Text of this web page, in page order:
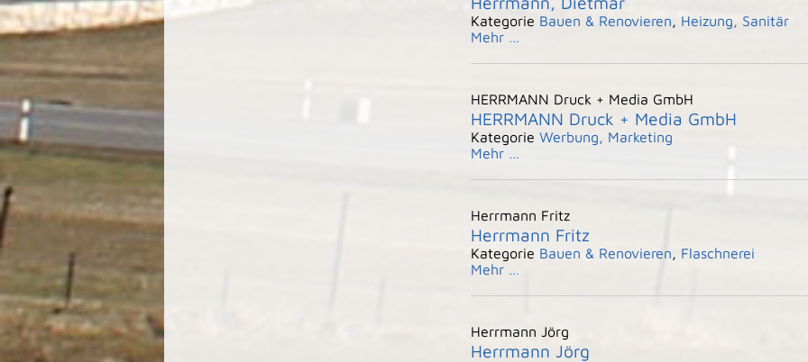
Kategorie Bauen & Renovieren, Heizung, Sanitär
Mehr …
HERRMANN Druck + Media GmbH
HERRMANN Druck + Media GmbH
Kategorie Werbung, Marketing
Mehr …
Herrmann Fritz
Herrmann Fritz
Kategorie Bauen & Renovieren, Flaschnerei
Mehr …
Herrmann Jörg
Herrmann Jörg